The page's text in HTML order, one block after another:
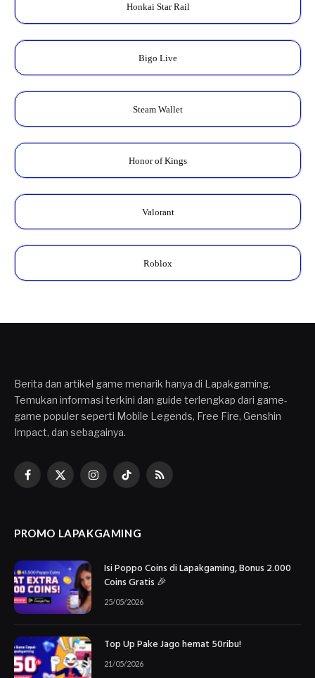
Honkai Star Rail
Bigo Live
Steam Wallet
Honor of Kings
Valorant
Roblox
Berita dan artikel game menarik hanya di Lapakgaming.
Temukan informasi terkini dan guide terlengkap dari game-
game populer seperti Mobile Legends, Free Fire, Genshin
Impact, dan sebagainya.
Facebook
X
InstagramTikTokRSS
PROMO LAPAKGAMING
Isi Poppo Coins di Lapakgaming, Bonus 2.000
Coins Gratis 🎉
25/05/2026
Top Up Pake Jago hemat 50ribu!
21/05/2026